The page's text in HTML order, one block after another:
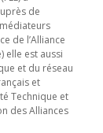
de
de l’Alliance
elle est aussi
et du réseau
et
Technique et
des Alliances